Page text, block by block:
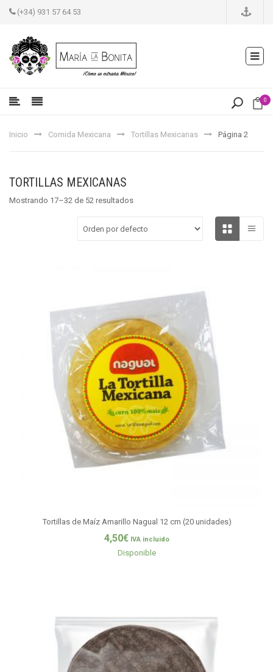
(+34) 931 57 64 53
0
Inicio Comida Mexicana Tortillas Mexicanas Página 2
TORTILLAS MEXICANAS
Mostrando 17–32 de 52 resultados
Tortillas de Maíz Amarillo Nagual 12 cm (20 unidades)
4,50€ IVA incluido
Disponible